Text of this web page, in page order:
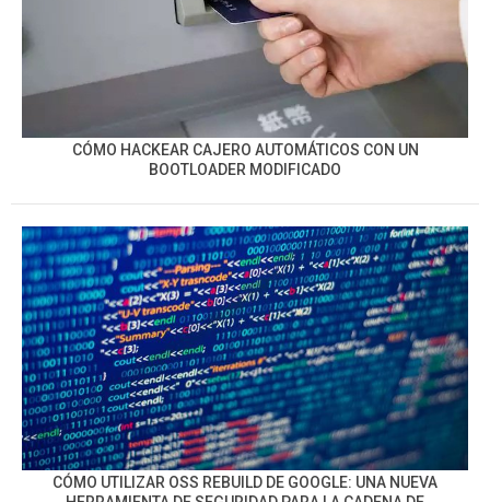
CÓMO HACKEAR CAJERO AUTOMÁTICOS CON UN
BOOTLOADER MODIFICADO
CÓMO UTILIZAR OSS REBUILD DE GOOGLE: UNA NUEVA